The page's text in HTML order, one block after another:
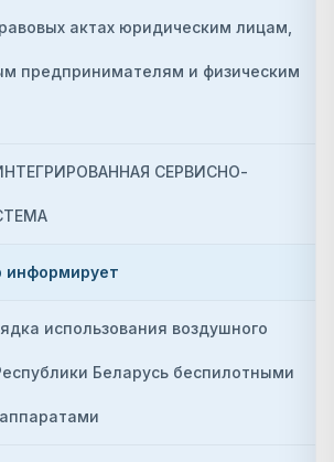
актах юридическим лицам,
предпринимателям и физическим
СЕРВИСНО-
информирует
использования воздушного
Беларусь беспилотными